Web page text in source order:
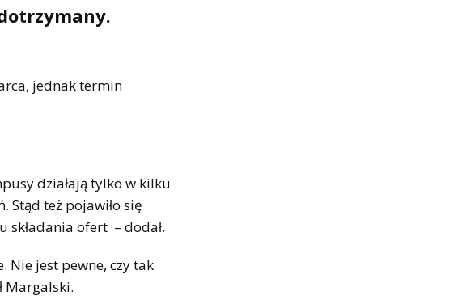
jednak termin
działają tylko w kilku
Stąd też pojawiło się
składania ofert – dodał.
Nie jest pewne, czy tak
Margalski.